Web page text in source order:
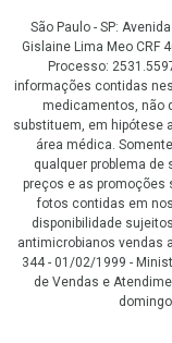
São Paulo - SP:
Gislaine Lima Meo CRF
Processo:
informações contidas
medicamentos, não
substituem, em hipótese
área médica.
qualquer problema de
preços e as promoções
fotos contidas em
disponibilidade
antimicrobianos vendas
344 - 01/02/1999 -
de Vendas e